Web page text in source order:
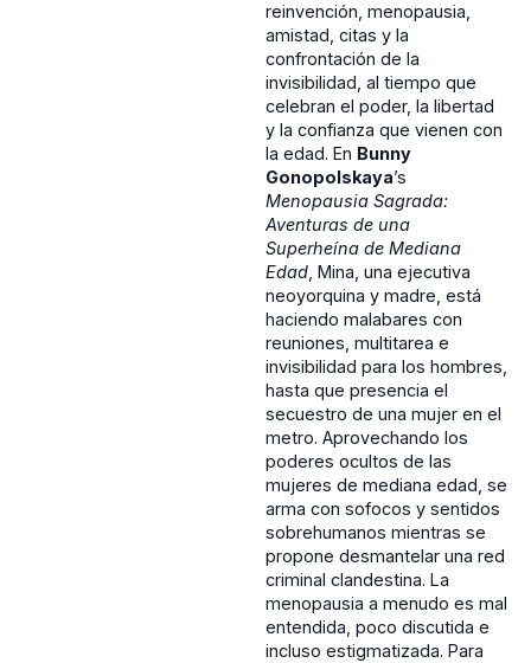
reinvención, menopausia,
amistad, citas y la
confrontación de la
invisibilidad, al tiempo que
celebran el poder, la libertad
y la confianza que vienen con
la edad. En Bunny
Gonopolskaya’s
Menopausia Sagrada:
Aventuras de una
Superheína de Mediana
Edad, Mina, una ejecutiva
neoyorquina y madre, está
haciendo malabares con
reuniones, multitarea e
invisibilidad para los hombres,
hasta que presencia el
secuestro de una mujer en el
metro. Aprovechando los
poderes ocultos de las
mujeres de mediana edad, se
arma con sofocos y sentidos
sobrehumanos mientras se
propone desmantelar una red
criminal clandestina. La
menopausia a menudo es mal
entendida, poco discutida e
incluso estigmatizada. Para